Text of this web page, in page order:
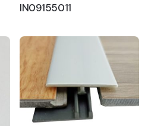
IN09155011